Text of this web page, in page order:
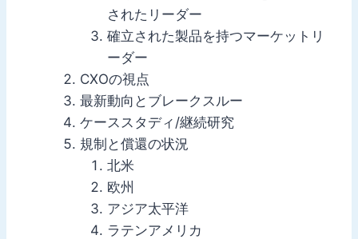
されたリーダー
確立された製品を持つマーケットリ
ーダー
CXOの視点
最新動向とブレークスルー
ケーススタディ/継続研究
規制と償還の状況
北米
欧州
アジア太平洋
ラテンアメリカ